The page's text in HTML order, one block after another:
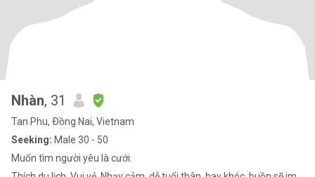
Nhàn, 31
Tan Phu, Ðồng Nai, Vietnam
Seeking: Male 30 - 50
Muốn tìm người yêu là cưới.